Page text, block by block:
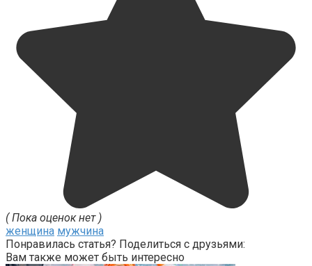
( Пока оценок нет )
женщина мужчина
Понравилась статья? Поделиться с друзьями:
Вам также может быть интересно